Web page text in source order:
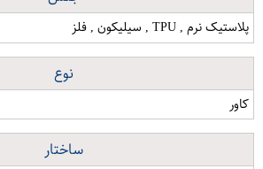
پلاستیک نرم , TPU , سیلیکون , فلز
نوع
کاور
ساختار